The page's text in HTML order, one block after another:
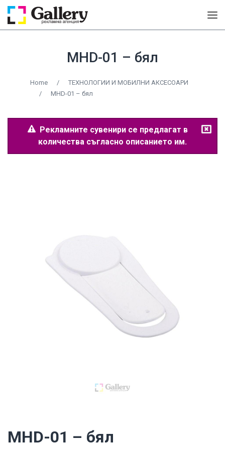
MHD-01 – бял
Home /
ТЕХНОЛОГИИ И МОБИЛНИ АКСЕСОАРИ
/
MHD-01 – бял
Рекламните сувенири се предлагат в
количества съгласно описанието им.
MHD-01 – бял